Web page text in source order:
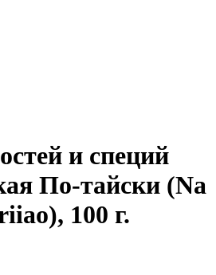
и специй
По-тайски (Na
100 г.